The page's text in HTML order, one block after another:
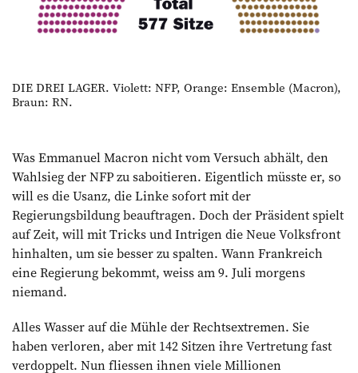
DIE DREI LAGER. Violett: NFP, Orange: Ensemble (Macron),
Braun: RN.
Was Emmanuel Macron nicht vom Versuch abhält, den
Wahlsieg der NFP zu saboitieren. Eigentlich müsste er, so
will es die Usanz, die Linke sofort mit der
Regierungsbildung beauftragen. Doch der Präsident spielt
auf Zeit, will mit Tricks und Intrigen die Neue Volksfront
hinhalten, um sie besser zu spalten. Wann Frankreich
eine Regierung bekommt, weiss am 9. Juli morgens
niemand.
Alles Wasser auf die Mühle der Rechtsextremen. Sie
haben verloren, aber mit 142 Sitzen ihre Vertretung fast
verdoppelt. Nun fliessen ihnen viele Millionen